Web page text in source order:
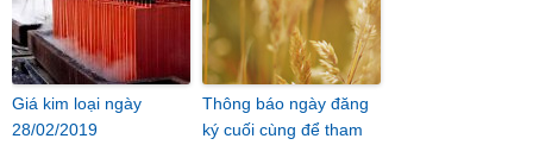
Giá kim loại ngày
28/02/2019
Thông báo ngày đăng
ký cuối cùng để tham